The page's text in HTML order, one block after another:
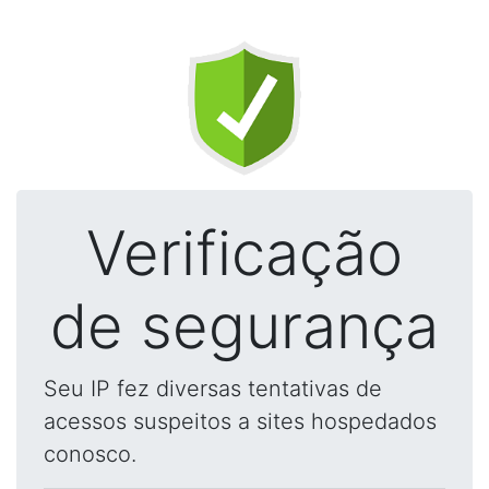
Verificação
de segurança
Seu IP fez diversas tentativas de
acessos suspeitos a sites hospedados
conosco.